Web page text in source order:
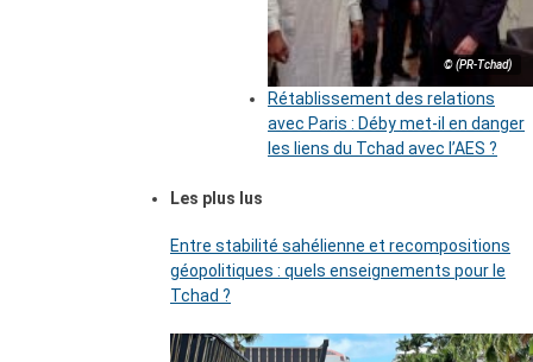
© (PR-Tchad)
Rétablissement des relations
avec Paris : Déby met-il en danger
les liens du Tchad avec l’AES ?
Les plus lus
Entre stabilité sahélienne et recompositions
géopolitiques : quels enseignements pour le
Tchad ?